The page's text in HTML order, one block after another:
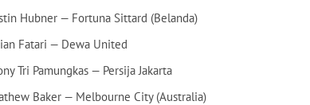
Hubner — Fortuna Sittard (Belanda)
Fatari — Dewa United
Tri Pamungkas — Persija Jakarta
Baker — Melbourne City (Australia)